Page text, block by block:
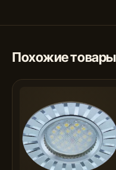
Похожие товары